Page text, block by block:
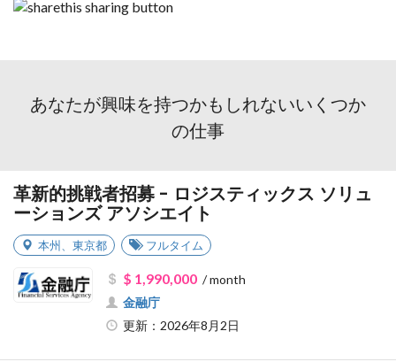
あなたが興味を持つかもしれないいくつか
の仕事
革新的挑戦者招募 - ロジスティックス ソリュ
ーションズ アソシエイト
本州 東京都 フルタイム
$ 1,990,000/ month
金融庁
更新：2026年8月2日